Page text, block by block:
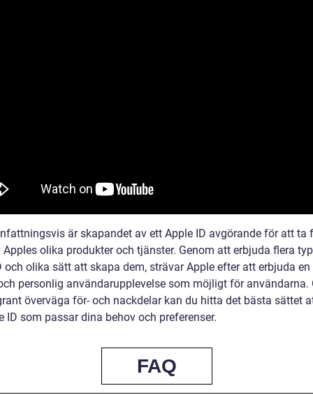
är skapandet av ett Apple ID avgörande för att ta
olika produkter och tjänster. Genom att erbjuda flera
och olika sätt att skapa dem, strävar Apple efter att erbjuda
personlig användarupplevelse som möjligt för användarna.
överväga för- och nackdelar kan du hitta det bästa sättet
ID som passar dina behov och preferenser.
FAQ